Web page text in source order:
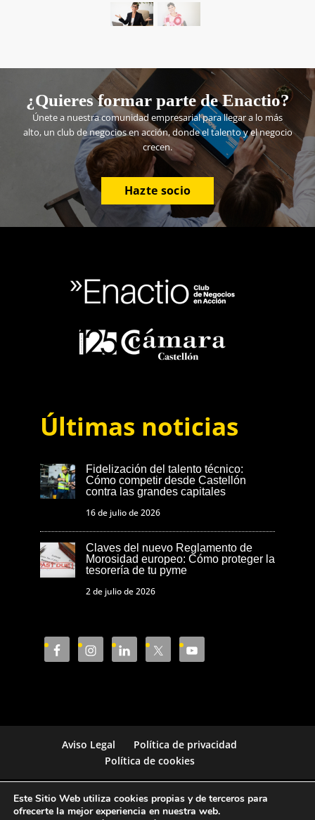
¿Quieres formar parte de Enactio?
Únete a nuestra comunidad empresarial para llegar a lo más
alto, un club de negocios en acción, donde el talento y el negocio
crecen.
Hazte socio
Últimas noticias
Fidelización del talento técnico:
Cómo competir desde Castellón
contra las grandes capitales
16 de julio de 2026
Claves del nuevo Reglamento de
Morosidad europeo: Cómo proteger la
tesorería de tu pyme
2 de julio de 2026
Aviso Legal
Política de privacidad
Política de cookies
Cámara de Comercio de Castellón © 2023
Este Sitio Web utiliza cookies propias y de terceros para
ofrecerte la mejor experiencia en nuestra web.